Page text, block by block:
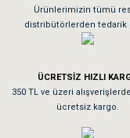
As**** Tu******
Tavşanım kafesinin
Sa**** On******
Ürünlerimizin tümü
distribütörlerden tedarik
ÜCRETSİZ HIZLI
350 TL ve üzeri
ücretsiz kargo.